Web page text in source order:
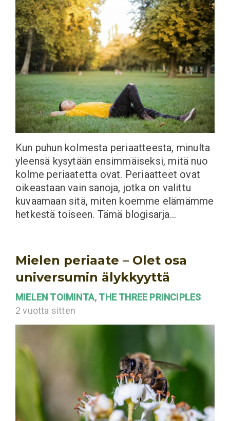
Kun puhun kolmesta periaatteesta, minulta
yleensä kysytään ensimmäiseksi, mitä nuo
kolme periaatetta ovat. Periaatteet ovat
oikeastaan vain sanoja, jotka on valittu
kuvaamaan sitä, miten koemme elämämme
hetkestä toiseen. Tämä blogisarja…
Mielen periaate – Olet osa
universumin älykkyyttä
MIELEN TOIMINTA, THE THREE PRINCIPLES
2 vuotta sitten